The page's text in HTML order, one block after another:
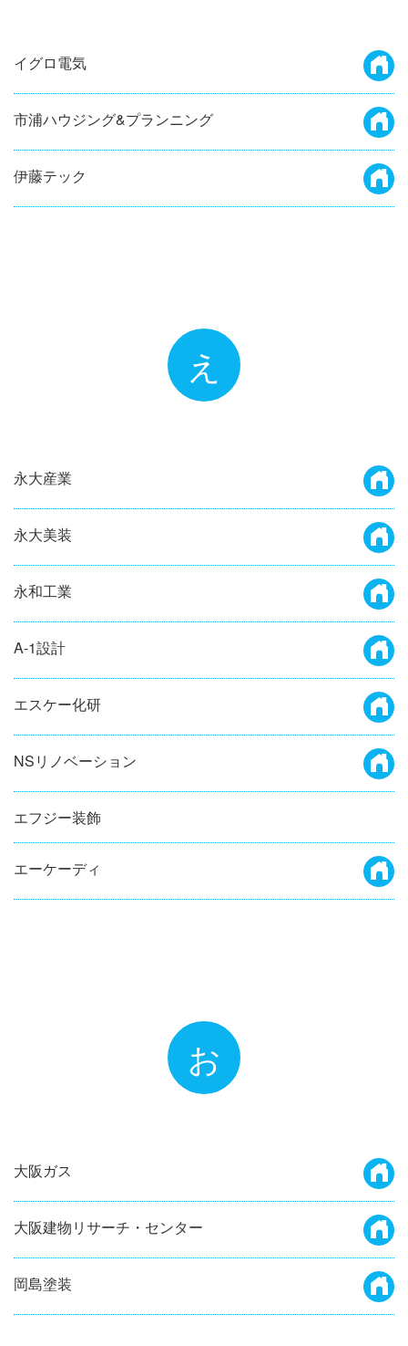
イグロ電気
市浦ハウジング&プランニング
伊藤テック
え
永大産業
永大美装
永和工業
A-1設計
エスケー化研
NSリノベーション
エフジー装飾
エーケーディ
お
大阪ガス
大阪建物リサーチ・センター
岡島塗装